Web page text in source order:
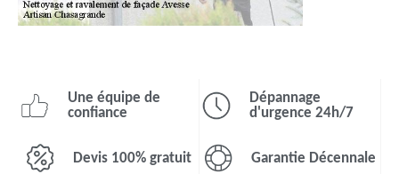
Une équipe de
confiance
Dépannage
d'urgence 24h/7
Devis 100% gratuit Garantie Décennale